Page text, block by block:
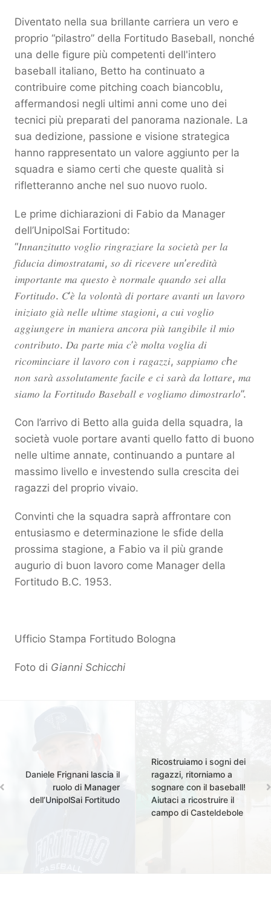
Diventato nella sua brillante carriera un vero e
proprio “pilastro” della Fortitudo Baseball, nonché
una delle figure più competenti dell'intero
baseball italiano, Betto ha continuato a
contribuire come pitching coach biancoblu,
affermandosi negli ultimi anni come uno dei
tecnici più preparati del panorama nazionale. La
sua dedizione, passione e visione strategica
hanno rappresentato un valore aggiunto per la
squadra e siamo certi che queste qualità si
rifletteranno anche nel suo nuovo ruolo.
Le prime dichiarazioni di Fabio da Manager
dell’UnipolSai Fortitudo:
“𝐼𝑛𝑛𝑎𝑛𝑧𝑖𝑡𝑢𝑡𝑡𝑜 𝑣𝑜𝑔𝑙𝑖𝑜 𝑟𝑖𝑛𝑔𝑟𝑎𝑧𝑖𝑎𝑟𝑒 𝑙𝑎 𝑠𝑜𝑐𝑖𝑒𝑡𝑎̀ 𝑝𝑒𝑟 𝑙𝑎
𝑓𝑖𝑑𝑢𝑐𝑖𝑎 𝑑𝑖𝑚𝑜𝑠𝑡𝑟𝑎𝑡𝑎𝑚𝑖, 𝑠𝑜 𝑑𝑖 𝑟𝑖𝑐𝑒𝑣𝑒𝑟𝑒 𝑢𝑛’𝑒𝑟𝑒𝑑𝑖𝑡𝑎̀
𝑖𝑚𝑝𝑜𝑟𝑡𝑎𝑛𝑡𝑒 𝑚𝑎 𝑞𝑢𝑒𝑠𝑡𝑜 𝑒̀ 𝑛𝑜𝑟𝑚𝑎𝑙𝑒 𝑞𝑢𝑎𝑛𝑑𝑜 𝑠𝑒𝑖 𝑎𝑙𝑙𝑎
𝐹𝑜𝑟𝑡𝑖𝑡𝑢𝑑𝑜. 𝐶’𝑒̀ 𝑙𝑎 𝑣𝑜𝑙𝑜𝑛𝑡𝑎̀ 𝑑𝑖 𝑝𝑜𝑟𝑡𝑎𝑟𝑒 𝑎𝑣𝑎𝑛𝑡𝑖 𝑢𝑛 𝑙𝑎𝑣𝑜𝑟𝑜
𝑖𝑛𝑖𝑧𝑖𝑎𝑡𝑜 𝑔𝑖𝑎̀ 𝑛𝑒𝑙𝑙𝑒 𝑢𝑙𝑡𝑖𝑚𝑒 𝑠𝑡𝑎𝑔𝑖𝑜𝑛𝑖, 𝑎 𝑐𝑢𝑖 𝑣𝑜𝑔𝑙𝑖𝑜
𝑎𝑔𝑔𝑖𝑢𝑛𝑔𝑒𝑟𝑒 𝑖𝑛 𝑚𝑎𝑛𝑖𝑒𝑟𝑎 𝑎𝑛𝑐𝑜𝑟𝑎 𝑝𝑖𝑢̀ 𝑡𝑎𝑛𝑔𝑖𝑏𝑖𝑙𝑒 𝑖𝑙 𝑚𝑖𝑜
𝑐𝑜𝑛𝑡𝑟𝑖𝑏𝑢𝑡𝑜. 𝐷𝑎 𝑝𝑎𝑟𝑡𝑒 𝑚𝑖𝑎 𝑐’𝑒̀ 𝑚𝑜𝑙𝑡𝑎 𝑣𝑜𝑔𝑙𝑖𝑎 𝑑𝑖
𝑟𝑖𝑐𝑜𝑚𝑖𝑛𝑐𝑖𝑎𝑟𝑒 𝑖𝑙 𝑙𝑎𝑣𝑜𝑟𝑜 𝑐𝑜𝑛 𝑖 𝑟𝑎𝑔𝑎𝑧𝑧𝑖, 𝑠𝑎𝑝𝑝𝑖𝑎𝑚𝑜 𝑐ℎ𝑒
𝑛𝑜𝑛 𝑠𝑎𝑟𝑎̀ 𝑎𝑠𝑠𝑜𝑙𝑢𝑡𝑎𝑚𝑒𝑛𝑡𝑒 𝑓𝑎𝑐𝑖𝑙𝑒 𝑒 𝑐𝑖 𝑠𝑎𝑟𝑎̀ 𝑑𝑎 𝑙𝑜𝑡𝑡𝑎𝑟𝑒, 𝑚𝑎
𝑠𝑖𝑎𝑚𝑜 𝑙𝑎 𝐹𝑜𝑟𝑡𝑖𝑡𝑢𝑑𝑜 𝐵𝑎𝑠𝑒𝑏𝑎𝑙𝑙 𝑒 𝑣𝑜𝑔𝑙𝑖𝑎𝑚𝑜 𝑑𝑖𝑚𝑜𝑠𝑡𝑟𝑎𝑟𝑙𝑜”.
Con l’arrivo di Betto alla guida della squadra, la
società vuole portare avanti quello fatto di buono
nelle ultime annate, continuando a puntare al
massimo livello e investendo sulla crescita dei
ragazzi del proprio vivaio.
Convinti che la squadra saprà affrontare con
entusiasmo e determinazione le sfide della
prossima stagione, a Fabio va il più grande
augurio di buon lavoro come Manager della
Fortitudo B.C. 1953.
Ufficio Stampa Fortitudo Bologna
Foto di Gianni Schicchi
Daniele Frignani lascia il
ruolo di Manager
dell’UnipolSai Fortitudo
Ricostruiamo i sogni dei
ragazzi, ritorniamo a
sognare con il baseball!
Aiutaci a ricostruire il
campo di Casteldebole